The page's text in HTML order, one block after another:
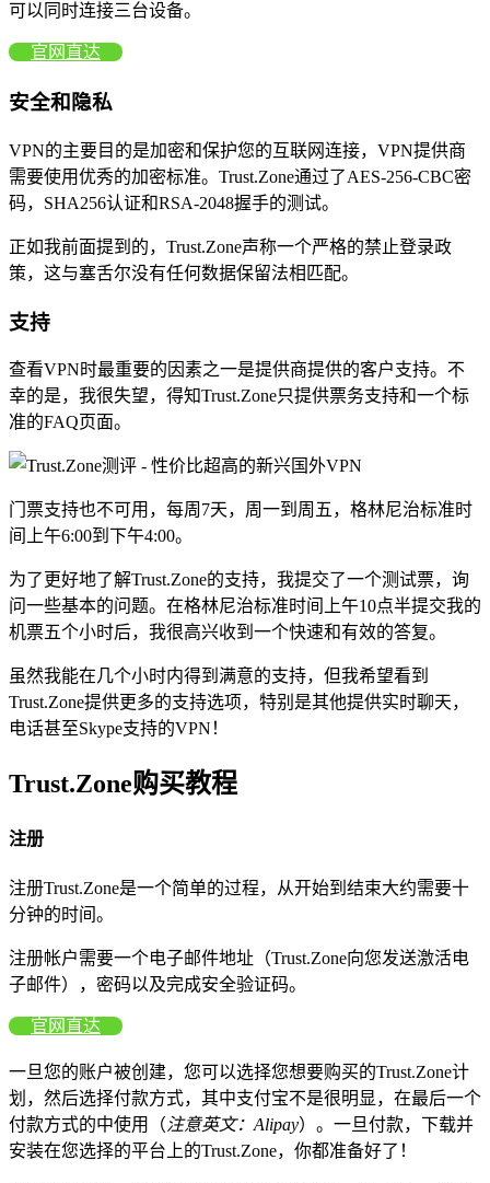
可以同时连接三台设备。
官网直达
安全和隐私
VPN的主要目的是加密和保护您的互联网连接，VPN提供商
需要使用优秀的加密标准。Trust.Zone通过了AES-256-CBC密
码，SHA256认证和RSA-2048握手的测试。
正如我前面提到的，Trust.Zone声称一个严格的禁止登录政
策，这与塞舌尔没有任何数据保留法相匹配。
支持
查看VPN时最重要的因素之一是提供商提供的客户支持。不
幸的是，我很失望，得知Trust.Zone只提供票务支持和一个标
准的FAQ页面。
门票支持也不可用，每周7天，周一到周五，格林尼治标准时
间上午6:00到下午4:00。
为了更好地了解Trust.Zone的支持，我提交了一个测试票，询
问一些基本的问题。在格林尼治标准时间上午10点半提交我的
机票五个小时后，我很高兴收到一个快速和有效的答复。
虽然我能在几个小时内得到满意的支持，但我希望看到
Trust.Zone提供更多的支持选项，特别是其他提供实时聊天，
电话甚至Skype支持的VPN！
Trust.Zone购买教程
注册
注册Trust.Zone是一个简单的过程，从开始到结束大约需要十
分钟的时间。
注册帐户需要一个电子邮件地址（Trust.Zone向您发送激活电
子邮件），密码以及完成安全验证码。
官网直达
一旦您的账户被创建，您可以选择您想要购买的Trust.Zone计
划，然后选择付款方式，其中支付宝不是很明显，在最后一个
付款方式的中使用（注意英文：Alipay）。一旦付款，下载并
安装在您选择的平台上的Trust.Zone，你都准备好了！